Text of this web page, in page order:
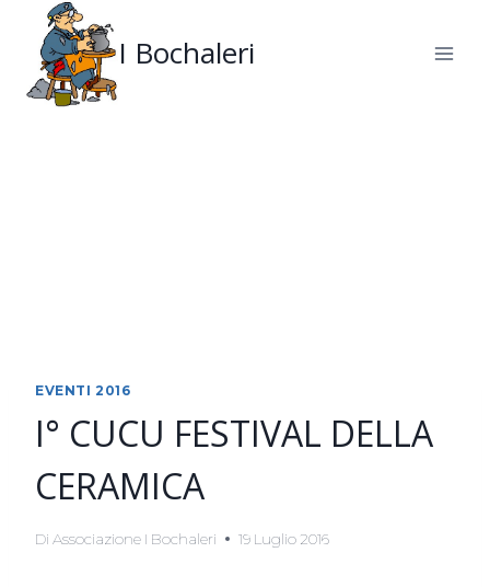
contenuto
I Bochaleri
EVENTI 2016
I° CUCU FESTIVAL DELLA
CERAMICA
Di Associazione I Bochaleri 19 Luglio 2016